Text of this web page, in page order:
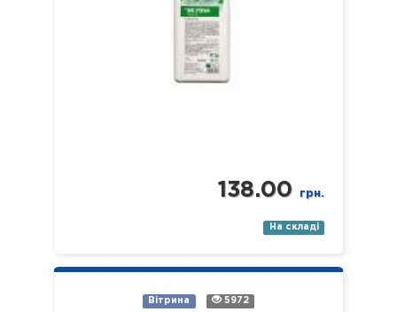
138.00 грн.
На складі
Вітрина 5972